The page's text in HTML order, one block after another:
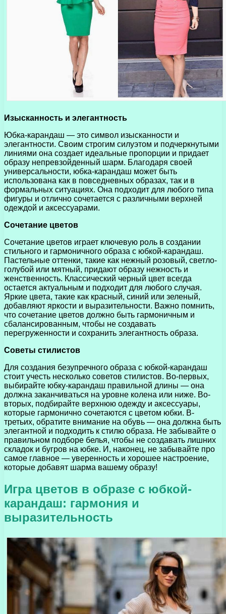
Изысканность и элегантность
Юбка-карандаш — это символ изысканности и
элегантности. Своим строгим силуэтом и подчеркнутыми
линиями она создает идеальные пропорции и придает
образу непревзойденный шарм. Благодаря своей
универсальности, юбка-карандаш может быть
использована как в повседневных образах, так и в
формальных ситуациях. Она подходит для любого типа
фигуры и отлично сочетается с различными верхней
одеждой и аксессуарами.
Сочетание цветов
Сочетание цветов играет ключевую роль в создании
стильного и гармоничного образа с юбкой-карандаш.
Пастельные оттенки, такие как нежный розовый, светло-
голубой или мятный, придают образу нежность и
женственность. Классический черный цвет всегда
остается актуальным и подходит для любого случая.
Яркие цвета, такие как красный, синий или зеленый,
добавляют яркости и выразительности. Важно помнить,
что сочетание цветов должно быть гармоничным и
сбалансированным, чтобы не создавать
перегруженности и сохранить элегантность образа.
Советы стилистов
Для создания безупречного образа с юбкой-карандаш
стоит учесть несколько советов стилистов. Во-первых,
выбирайте юбку-карандаш правильной длины — она
должна заканчиваться на уровне колена или ниже. Во-
вторых, подбирайте верхнюю одежду и аксессуары,
которые гармонично сочетаются с цветом юбки. В-
третьих, обратите внимание на обувь — она должна быть
элегантной и подходить к стилю образа. Не забывайте о
правильном подборе белья, чтобы не создавать лишних
складок и бугров на юбке. И, наконец, не забывайте про
самое главное — уверенность и хорошее настроение,
которые добавят шарма вашему образу!
Игра цветов в образе с юбкой-
карандаш: гармония и
выразительность